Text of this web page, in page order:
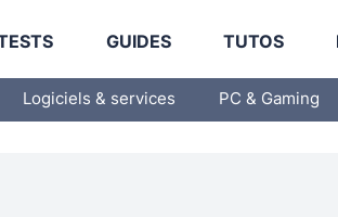
GUIDES TUTOS
Logiciels & services PC & Gaming